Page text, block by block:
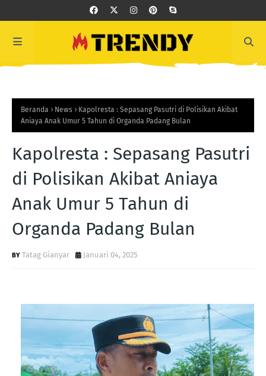
Beranda News
Kapolresta : Sepasang Pasutri di Polisikan Akibat
Aniaya Anak Umur 5 Tahun di Organda Padang Bulan
Kapolresta : Sepasang Pasutri
di Polisikan Akibat Aniaya
Anak Umur 5 Tahun di
Organda Padang Bulan
Tatag Gianyar Januari 04, 2025